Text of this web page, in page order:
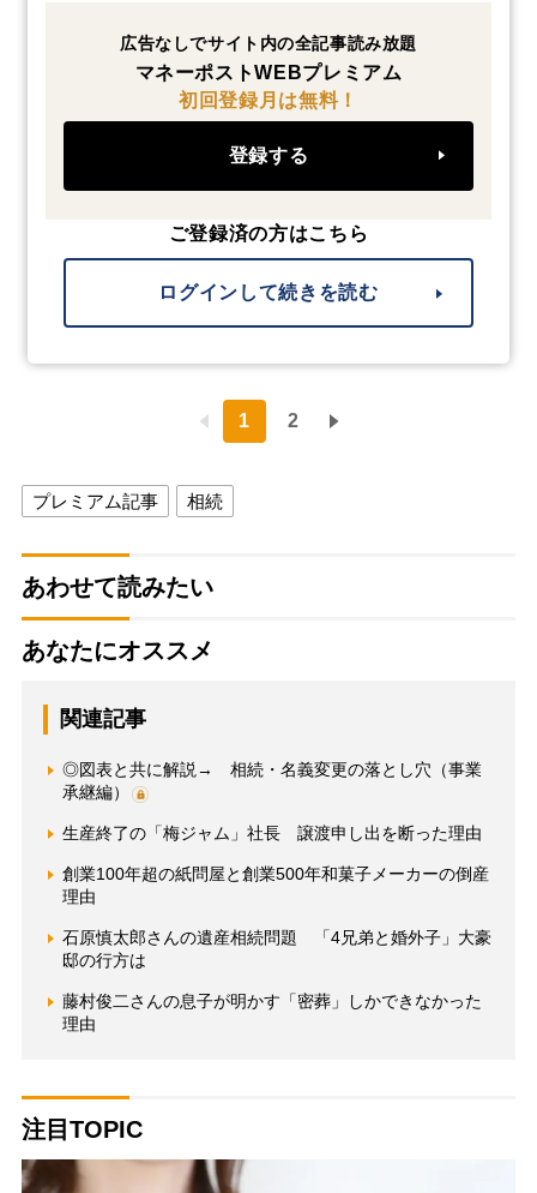
広告なしでサイト内の全記事読み放題
マネーポストWEBプレミアム
初回登録月は無料！
登録する
ご登録済の方はこちら
ログインして続きを読む
1 2
プレミアム記事 相続
あわせて読みたい
あなたにオススメ
関連記事
◎図表と共に解説→ 相続・名義変更の落とし穴（事業
承継編）
生産終了の「梅ジャム」社長 譲渡申し出を断った理由
創業100年超の紙問屋と創業500年和菓子メーカーの倒産
理由
石原慎太郎さんの遺産相続問題 「4兄弟と婚外子」大豪
邸の行方は
藤村俊二さんの息子が明かす「密葬」しかできなかった
理由
注目TOPIC